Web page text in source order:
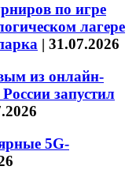
по игре
лагере
| 31.07.2026
из онлайн-
запустил
5G-